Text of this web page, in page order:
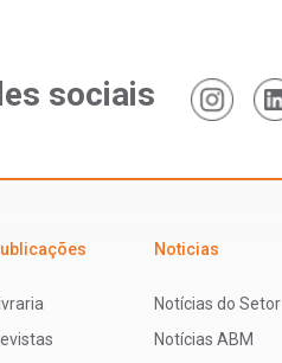
sociais
Noticias
Notícias do Setor
Notícias ABM